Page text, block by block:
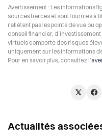
Avertissement : Les informations
sources tierces et sont fournies à
reflètent pas les points de vue ou
conseil financier,
virtuels comporte des risques
uniquement sur les informations
Pour en savoir plus, consultez l’
Actualités